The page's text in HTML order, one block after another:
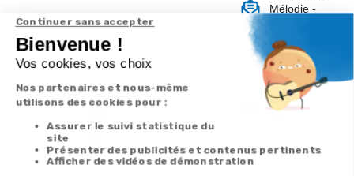
A propos de
nous
Partenariats
Avis Clients
Mélodie -
CEDEX 9
Suivez-nous